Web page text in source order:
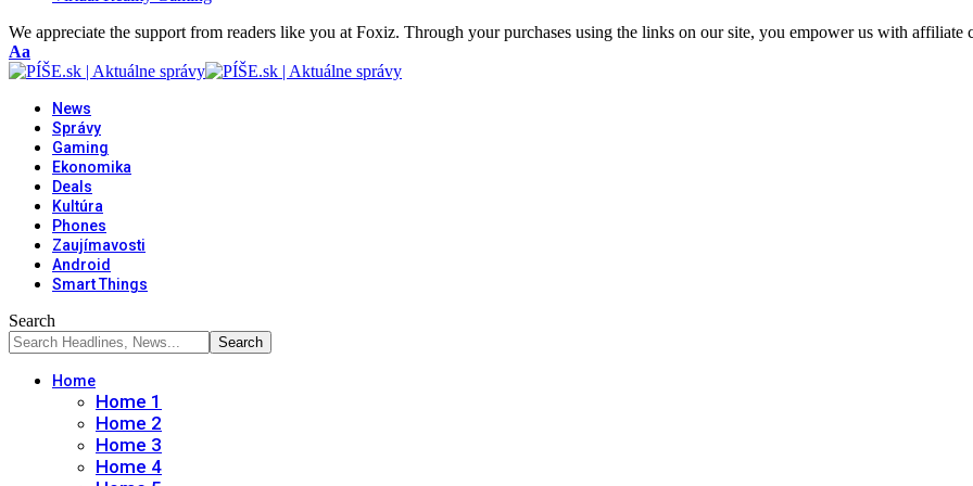
We appreciate the support from readers like you at Foxiz. Through your purchases using the links on our site, you empower us with affiliate
Font
Resizer
Aa
News
Správy
Gaming
Ekonomika
Deals
Kultúra
Phones
Zaujímavosti
Android
Smart Things
Search
Home
Home 1
Home 2
Home 3
Home 4